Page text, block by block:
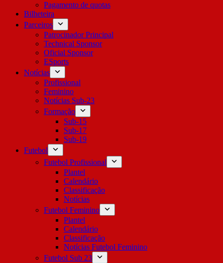
Pagamento de quotas
Bilheteira
Parceiros
Patrocinador Principal
Technical Sponsor
Oficial Sponsor
ESports
Notícias
Profissional
Feminino
Notícias Sub-23
Formação
Sub-15
Sub-17
Sub-19
Futebol
Futebol Profissional
Plantel
Calendário
Classificação
Notícias
Futebol Feminino
Plantel
Calendário
Classificação
Notícias Futebol Feminino
Futebol Sub 23